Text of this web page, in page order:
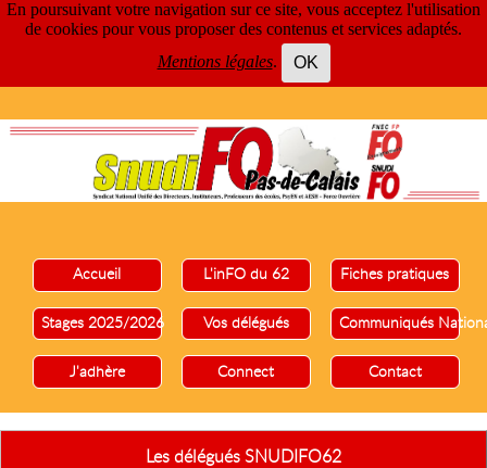
En poursuivant votre navigation sur ce site, vous acceptez l'utilisation
de cookies pour vous proposer des contenus et services adaptés.
Mentions légales. OK
Accueil L'inFO du 62 Fiches pratiques
Stages 2025/2026 Vos délégués Communiqués
J'adhère Connect Contact
Les délégués SNUDIFO62